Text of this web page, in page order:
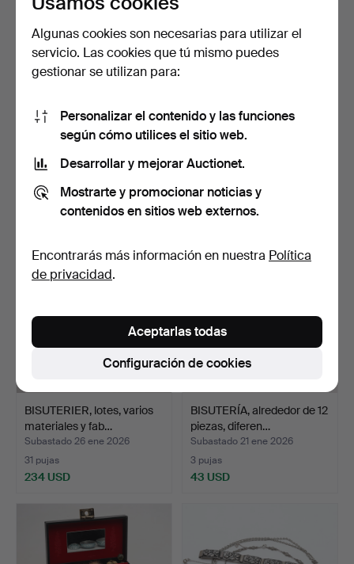
BISUTERIER, joyas en
estuches, varios mate…
3 pujas
37 USD
BISUTERÍA, parcialmente
plateada, con un p…
5 pujas
169 USD
BISUTERIER, lotes, varios
materiales y fab…
Subastado 26 ene 2026
31 pujas
234 USD
BISUTERÍA, alrededor de 12
piezas, diferen…
Subastado 21 ene 2026
3 pujas
43 USD
Algunas cookies son necesarias para utilizar el
servicio. Las cookies que tú mismo puedes
gestionar se utilizan para:
Personalizar el contenido y las funciones
según cómo utilices el sitio web.
Desarrollar y mejorar Auctionet.
Mostrarte y promocionar noticias y
contenidos en sitios web externos.
Encontrarás más información en nuestra Política
de privacidad.
Configuración de cookies
Aceptarlas todas